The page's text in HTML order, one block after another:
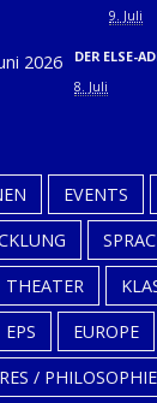
9. Juli
DER ELSE-
8. Juli
EVENTS
THEATER
EPS EUROPE
/ PHILOSOPHIE